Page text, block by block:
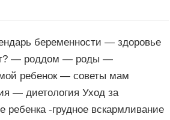
беременности — здоровье
— роддом — роды —
ребенок — советы мам
— диетология Уход за
-грудное вскармливание